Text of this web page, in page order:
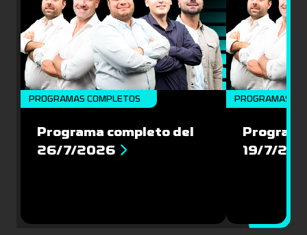
PROGRAMAS COMPLETOS
Programa completo del
26/7/2026
PROGRAMAS
19/7/